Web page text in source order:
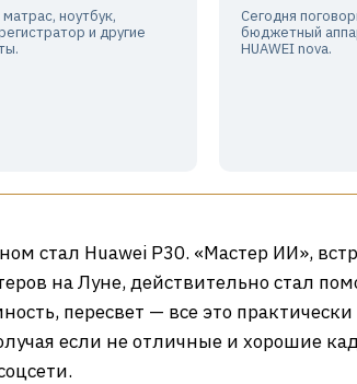
ноутбук,
и другие
Сегодня
бюджетный
HUAWEI nova.
стал Huawei P30. «Мастер ИИ»,
на Луне, действительно стал
пересвет — все это практически
если не отличные и хорошие